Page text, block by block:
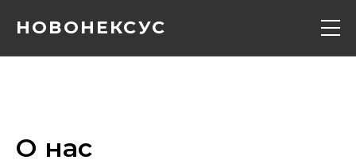
НОВОНЕКСУС
О нас